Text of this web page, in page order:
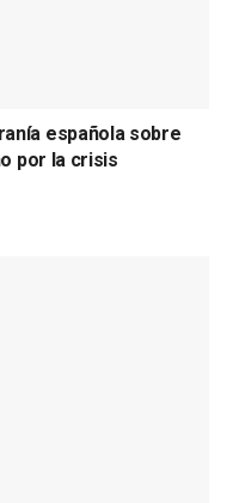
española sobre
por la crisis